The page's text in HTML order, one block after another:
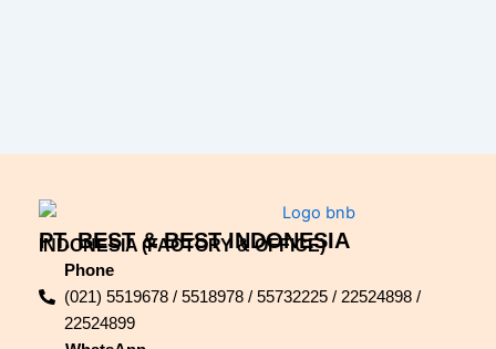
PT. BEST & BEST INDONESIA
INDONESIA (FACTORY & OFFICE)
Phone
(021) 5519678 / 5518978 / 55732225 / 22524898 /
22524899